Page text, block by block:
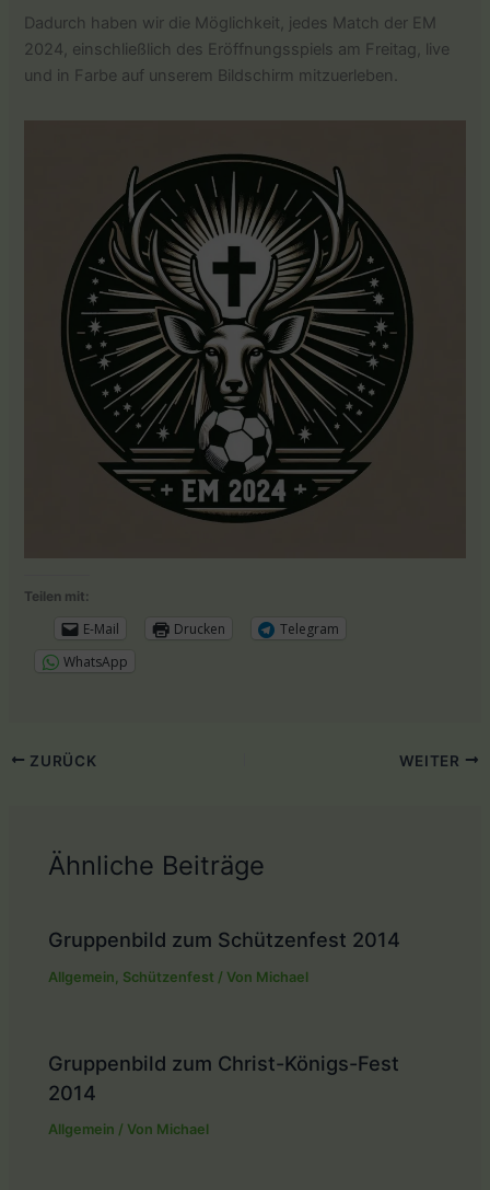
Dadurch haben wir die Möglichkeit, jedes Match der EM
2024, einschließlich des Eröffnungsspiels am Freitag, live
und in Farbe auf unserem Bildschirm mitzuerleben.
Teilen mit:
E-Mail Drucken
Telegram
WhatsApp
ZURÜCK WEITER
Ähnliche Beiträge
Gruppenbild zum Schützenfest 2014
Allgemein, Schützenfest / Von Michael
Gruppenbild zum Christ-Königs-Fest
2014
Allgemein / Von Michael